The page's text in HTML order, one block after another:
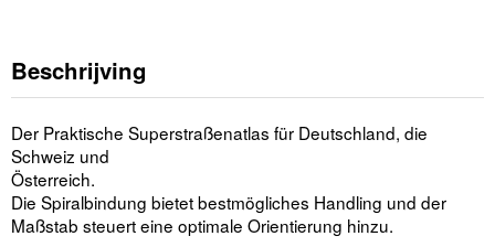
Beschrijving
Der Praktische Superstraßenatlas für Deutschland, die
Schweiz und
Österreich.
Die Spiralbindung bietet bestmögliches Handling und der
Maßstab steuert eine optimale Orientierung hinzu.